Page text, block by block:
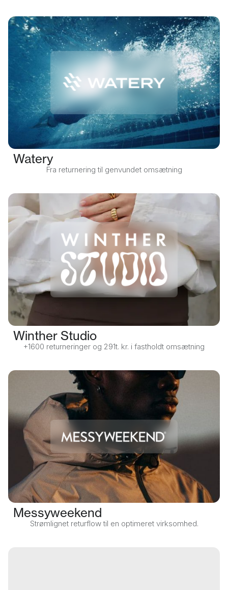
Watery
Fra returnering til genvundet omsætning
Winther Studio
+1600 returneringer og 291t. kr. i fastholdt omsætning
Messyweekend
Strømlignet returflow til en optimeret virksomhed.